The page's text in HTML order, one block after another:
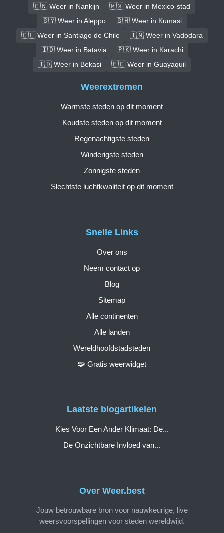
🇨🇳 Weer in Nankijn
🇲🇽 Weer in Mexico-stad
🇸🇾 Weer in Aleppo
🇬🇭 Weer in Kumasi
🇨🇱 Weer in Santiago de Chile
🇮🇳 Weer in Vadodara
🇮🇩 Weer in Batavia
🇵🇰 Weer in Karachi
🇮🇩 Weer in Bekasi
🇪🇨 Weer in Guayaquil
Over Weer.best
Jouw betrouwbare bron voor nauwkeurige, live
weersvoorspellingen voor steden wereldwijd.
Snelle Links
Over ons
Neem contact op
Blog
Sitemap
Alle continenten
Alle landen
Wereldhoofdstadsteden
🧩 Gratis weerwidget
Weerextremen
Warmste steden op dit moment
Koudste steden op dit moment
Regenachtigste steden
Winderigste steden
Zonnigste steden
Slechtste luchtkwaliteit op dit moment
Laatste blogartikelen
Kies Voor Een Ander Klimaat: De...
De Onzichtbare Invloed van...